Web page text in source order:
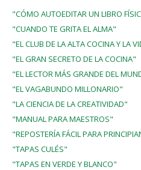
"CÓMO AUTOEDITAR UN LIBRO
"CUANDO TE GRITA EL ALMA"
"EL CLUB DE LA ALTA COCINA Y LA
"EL GRAN SECRETO DE LA COCINA"
"EL LECTOR MÁS GRANDE DEL
"EL VAGABUNDO MILLONARIO"
"LA CIENCIA DE LA CREATIVIDAD"
"MANUAL PARA MAESTROS"
"REPOSTERÍA FÁCIL PARA
"TAPAS CULÉS"
"TAPAS EN VERDE Y BLANCO"